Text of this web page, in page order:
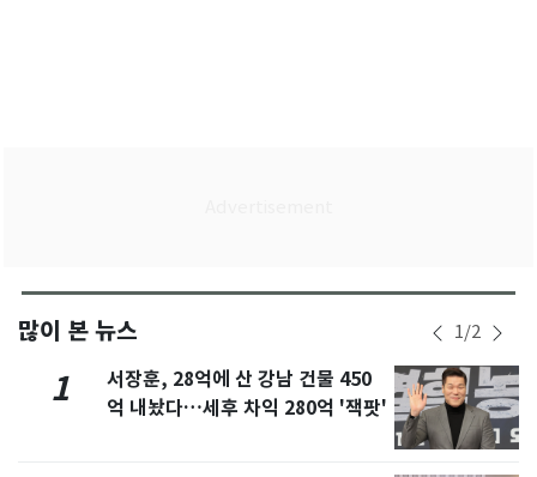
많이 본 뉴스 1/2
1
서장훈, 28억에 산 강남 건물 450
억 내놨다…세후 차익 280억 '잭팟'